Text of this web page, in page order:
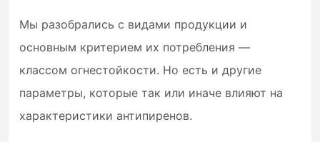
Мы разобрались с видами продукции и
основным критерием их потребления —
классом огнестойкости. Но есть и другие
параметры, которые так или иначе влияют на
характеристики антипиренов.